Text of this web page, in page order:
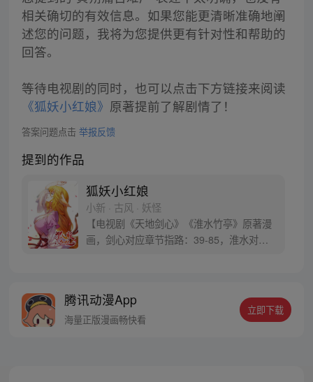
相关确切的有效信息。如果您能更清晰准确地阐
述您的问题，我将为您提供更有针对性和帮助的
回答。
等待电视剧的同时，也可以点击下方链接来阅读
《狐妖小红娘》 原著提前了解剧情了！
答案问题点击 举报反馈
提到的作品
狐妖小红娘
小新 · 古风 · 妖怪
【电视剧《天地剑心》《淮水竹亭》原著漫
画，剑心对应章节指路：39-85，淮水对应
腾讯动漫App
海量正版漫画畅快看
立即下载